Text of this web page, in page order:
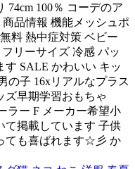
100％ コーデのア
品情報 機能メッシュポ
料 熱中症対策 ベビー
リーサイズ 冷感 パッ
す SALE かわいい キッ
の子 16xリアルなプラス
ズ早期学習おもちゃ
ラー F メーカー希望小
て掲載しています 子供
ても喜ばれます☆彡 か